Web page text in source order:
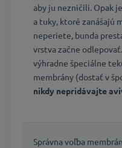
aby ju nezničili. Opak
a tuky, ktoré zanášajú
neperiete, bunda
vrstva začne
výhradne špeciálne
membrány (dostať v
nikdy nepridávajte
Správna voľba